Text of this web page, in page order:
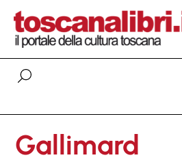
Gallimard